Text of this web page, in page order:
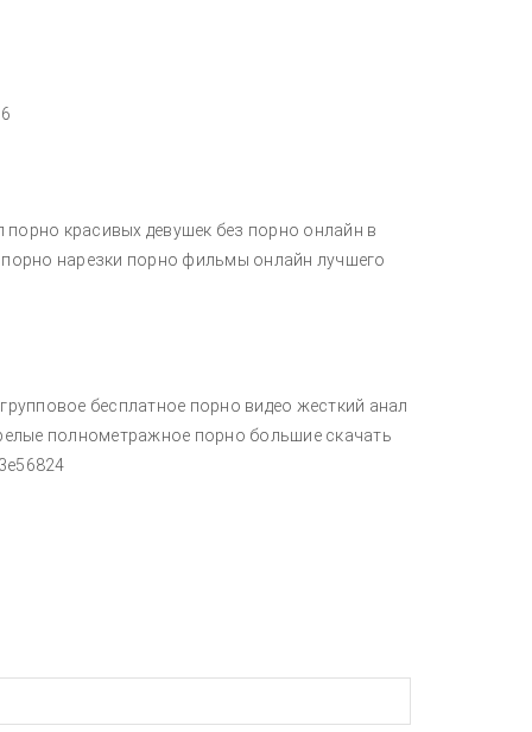
красивых девушек без порно онлайн в
нарезки порно фильмы онлайн лучшего
бесплатное порно видео жесткий анал
полнометражное порно большие скачать